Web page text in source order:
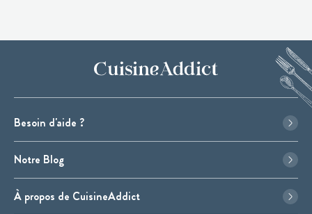
Besoin d'aide ?
Notre Blog
À propos de CuisineAddict